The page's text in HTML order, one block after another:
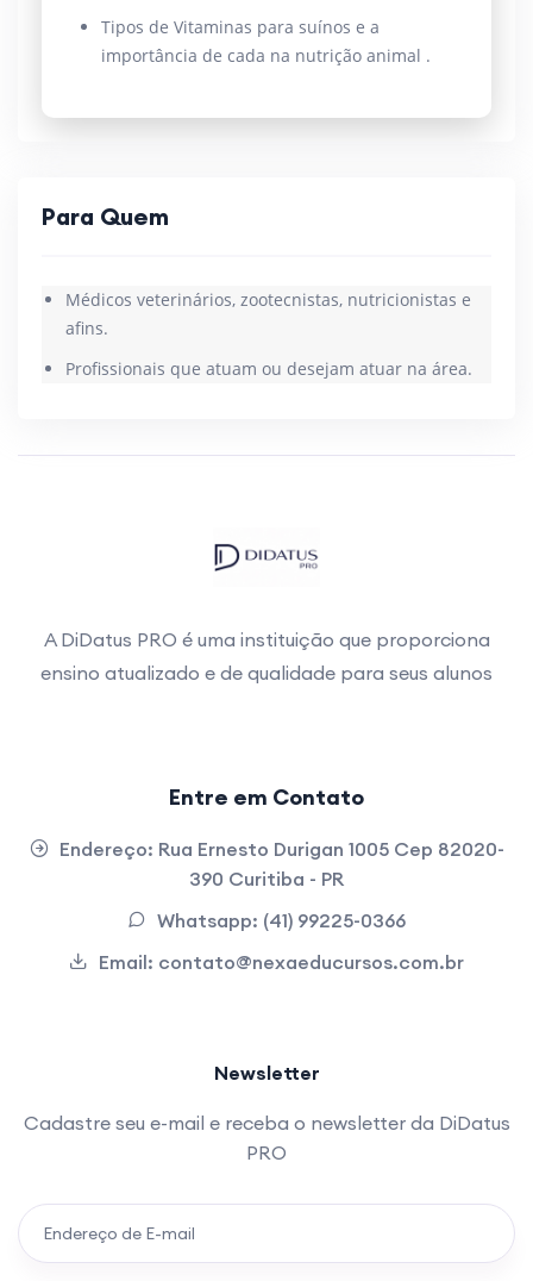
Tipos de Vitaminas para suínos e a
importância de cada na nutrição animal .
Para Quem
Médicos veterinários, zootecnistas, nutricionistas e
afins.
Profissionais que atuam ou desejam atuar na área.
A DiDatus PRO é uma instituição que proporciona
ensino atualizado e de qualidade para seus alunos
Entre em Contato
Endereço: Rua Ernesto Durigan 1005 Cep 82020-
390 Curitiba - PR
Whatsapp: (41) 99225-0366
Email: contato@nexaeducursos.com.br
Newsletter
Cadastre seu e-mail e receba o newsletter da DiDatus
PRO